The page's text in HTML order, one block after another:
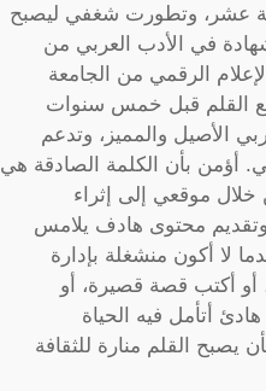
عشر، وتطورت شغفي ليصبح
في الأدب العربي من
الرقمي من الجامعة
القلم قبل خمس سنوات
الأصيل والمميز، وتدعم
أؤمن بأن الكلمة الصادقة هي
خلال موقعي إلى إثراء
وتقديم محتوى هادف يلامس
لا أكون منشغلة بإدارة
أو أكتب قصة قصيرة، أو
أتأمل فيه الحياة
يصبح القلم منارة للثقافة